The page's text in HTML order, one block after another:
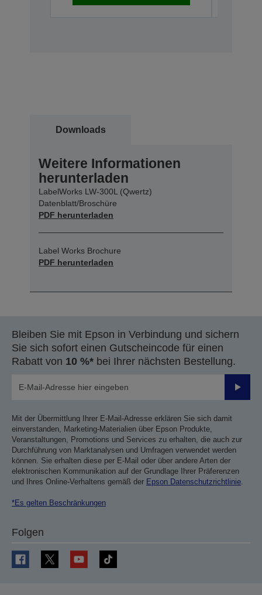
Downloads
Weitere Informationen
herunterladen
LabelWorks LW-300L (Qwertz)
Datenblatt/Broschüre
PDF herunterladen
Label Works Brochure
PDF herunterladen
Bleiben Sie mit Epson in Verbindung und sichern
Sie sich sofort einen Gutscheincode für einen
Rabatt von 10 %* bei Ihrer nächsten Bestellung.
Mit der Übermittlung Ihrer E-Mail-Adresse erklären Sie sich damit
einverstanden, Marketing-Materialien über Epson Produkte,
Veranstaltungen, Promotions und Services zu erhalten, die auch zur
Durchführung von Marktanalysen und Umfragen verwendet werden
können. Sie erhalten diese per E-Mail oder über andere Arten der
elektronischen Kommunikation auf der Grundlage Ihrer Präferenzen
und Ihres Online-Verhaltens gemäß der Epson Datenschutzrichtlinie
*Es gelten Beschränkungen
Folgen